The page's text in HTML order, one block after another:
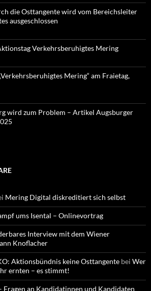
die Osttangente wird vom Bereichsleiter
ausgeschlossen
Verkehrsberuhigtes Mering
Mering“ am Fraietag,
wird zum Problem – Artikel Augsburger
Mering Digital diskreditiert sich selbst
ums Isental – Onlinevortrag
Interview mit dem Wiener
Knoflacher
Aktionsbündnis keine Osttangente bei Wer
ernten – es stimmt!
an Kandidatinnen und Kandidaten